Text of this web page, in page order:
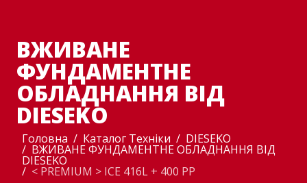
ВЖИВАНЕ
ФУНДАМЕНТНЕ
ОБЛАДНАННЯ ВІД
DIESEKO
Головна Каталог Техніки DIESEKO
ВЖИВАНЕ ФУНДАМЕНТНЕ ОБЛАДНАННЯ ВІД
DIESEKO
< PREMIUM > ICE 416L + 400 PP